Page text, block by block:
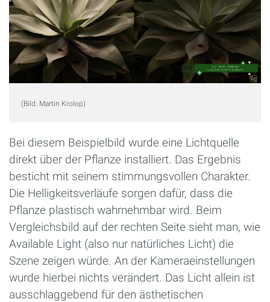
(Bild: Martin Krolop)
Bei diesem Beispielbild wurde eine Lichtquelle
direkt über der Pflanze installiert. Das Ergebnis
besticht mit seinem stimmungsvollen Charakter.
Die Helligkeitsverläufe sorgen dafür, dass die
Pflanze plastisch wahrnehmbar wird. Beim
Vergleichsbild auf der rechten Seite sieht man, wie
Available Light (also nur natürliches Licht) die
Szene zeigen würde. An der Kameraeinstellungen
wurde hierbei nichts verändert. Das Licht allein ist
ausschlaggebend für den ästhetischen